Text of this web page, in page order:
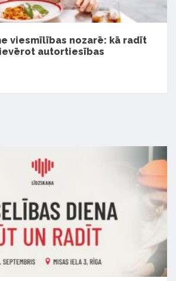
viesmīlības nozarē: kā radīt
autortiesības